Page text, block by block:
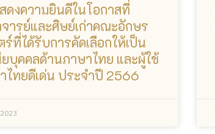
ดงความยินดีในโอกาสที่
ารย์และศิษย์เก่าคณะอักษร
ร์ที่ได้รับการคัดเลือกให้เป็น
บุคคลด้านภาษาไทย และผู้ใช้
ไทยดีเด่น ประจำปี 2566